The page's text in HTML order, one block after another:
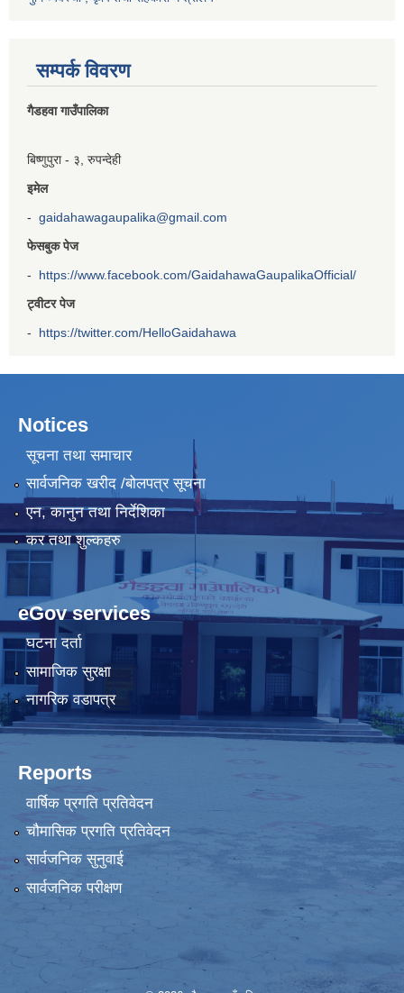
सम्पर्क विवरण
गैडहवा गाउँपालिका
बिष्णुपुरा - ३, रुपन्देही
इमेल
- gaidahawagaupalika@gmail.com
फेसबुक पेज
- https://www.facebook.com/GaidahawaGaupalikaOfficial/
ट्वीटर पेज
- https://twitter.com/HelloGaidahawa
Notices
सूचना तथा समाचार
सार्वजनिक खरीद /बोलपत्र सूचना
एन, कानुन तथा निर्देशिका
कर तथा शुल्कहरु
eGov services
घटना दर्ता
सामाजिक सुरक्षा
नागरिक वडापत्र
Reports
वार्षिक प्रगति प्रतिवेदन
चौमासिक प्रगति प्रतिवेदन
सार्वजनिक सुनुवाई
सार्वजनिक परीक्षण